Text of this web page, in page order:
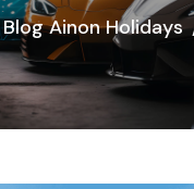
Blog Ainon Holidays